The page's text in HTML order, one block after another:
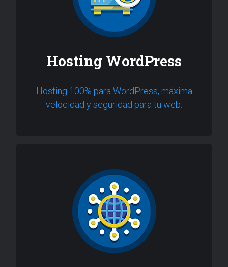
Hosting WordPress
Hosting 100% para WordPress, máxima
velocidad y seguridad para tu web.